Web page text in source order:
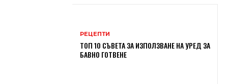
РЕЦЕПТИ
ТОП 10 СЪВЕТА ЗА ИЗПОЛЗВАНЕ НА УРЕД ЗА
БАВНО ГОТВЕНЕ